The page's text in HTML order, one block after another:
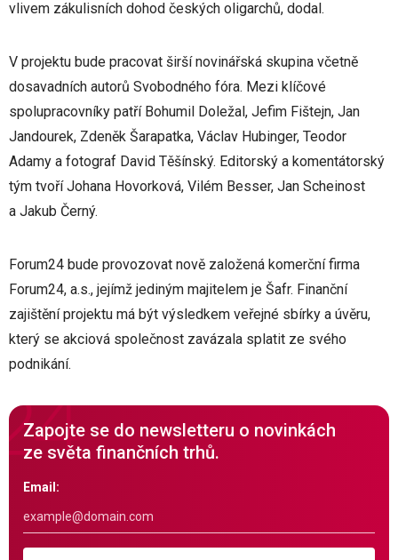
vlivem zákulisních dohod českých oligarchů, dodal.
V projektu bude pracovat širší novinářská skupina včetně
dosavadních autorů Svobodného fóra. Mezi klíčové
spolupracovníky patří Bohumil Doležal, Jefim Fištejn, Jan
Jandourek, Zdeněk Šarapatka, Václav Hubinger, Teodor
Adamy a fotograf David Těšínský. Editorský a komentátorský
tým tvoří Johana Hovorková, Vilém Besser, Jan Scheinost
a Jakub Černý.
Forum24 bude provozovat nově založená komerční firma
Forum24, a.s., jejímž jediným majitelem je Šafr. Finanční
zajištění projektu má být výsledkem veřejné sbírky a úvěru,
který se akciová společnost zavázala splatit ze svého
podnikání.
Zapojte se do newsletteru o novinkách
ze světa finančních trhů.
Email: